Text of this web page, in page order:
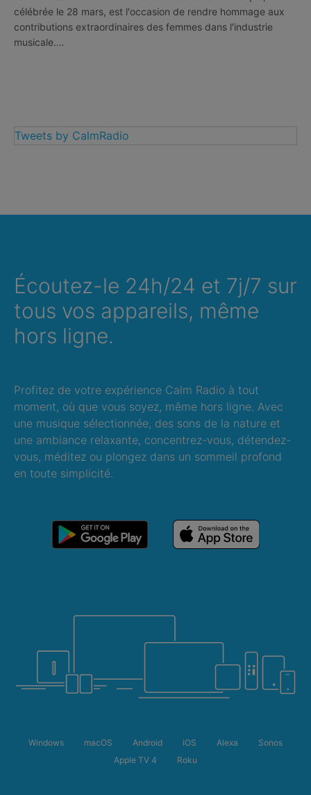
célébrée le 28 mars, est l'occasion de rendre hommage aux
contributions extraordinaires des femmes dans l'industrie
musicale.…
Tweets by CalmRadio
Écoutez-le 24h/24 et 7j/7 sur
tous vos appareils, même
hors ligne.
Profitez de votre expérience Calm Radio à tout
moment, où que vous soyez, même hors ligne. Avec
une musique sélectionnée, des sons de la nature et
une ambiance relaxante, concentrez-vous, détendez-
vous, méditez ou plongez dans un sommeil profond
en toute simplicité.
Windows macOS Android iOS Alexa
Sonos
Apple TV 4
Roku